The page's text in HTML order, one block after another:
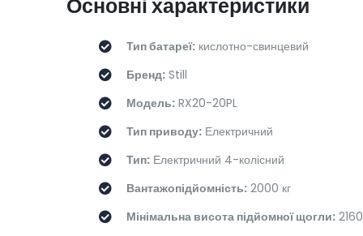
Основні характеристики
Тип батареї: кислотно-свинцевий
Бренд: Still
Модель: RX20-20PL
Тип приводу: Електричний
Тип: Електричний 4-колісний
Вантажопідйомність: 2000 кг
Мінімальна висота підйомної щогли: